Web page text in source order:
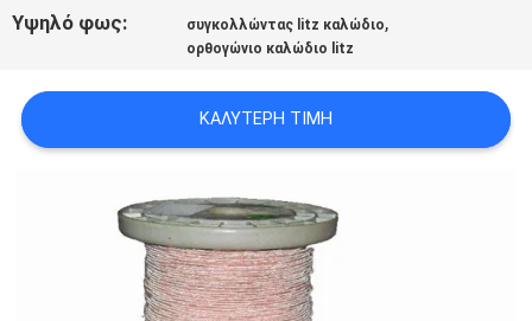
ΖΗΤΉΣΤΕ
ΑΠΌΣΠΑΣΜΑ
PRIVACY
Υψηλό φως: συγκολλώντας litz καλώδιο,
ορθογώνιο καλώδιο litz
ΚΑΛΎΤΕΡΗ ΤΙΜΉ